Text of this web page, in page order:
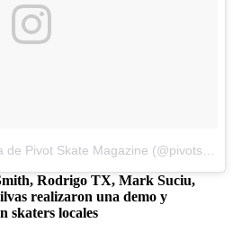
Una publicación compartida de Pivot Skate Magazine (@pivotskatemag)
Rodrigo TX, Mark Suciu,
realizaron una demo y
skaters locales